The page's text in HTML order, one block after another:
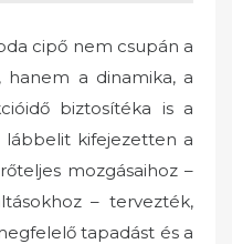
cipő nem csupán a
hanem a dinamika, a
biztosítéka is a
lábbelit kifejezetten a
mozgásaihoz –
– tervezték,
tapadást és a